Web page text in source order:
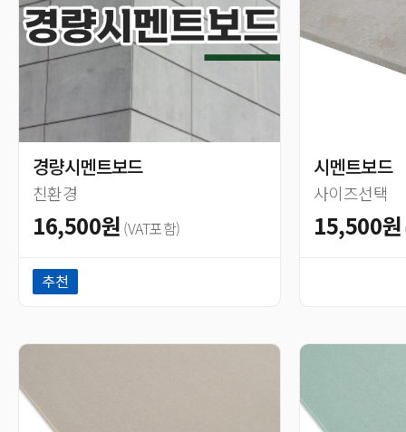
경량시멘트보드
친환경
16,500원 (VAT포함)
시멘트보드
사이즈선택
15,500원